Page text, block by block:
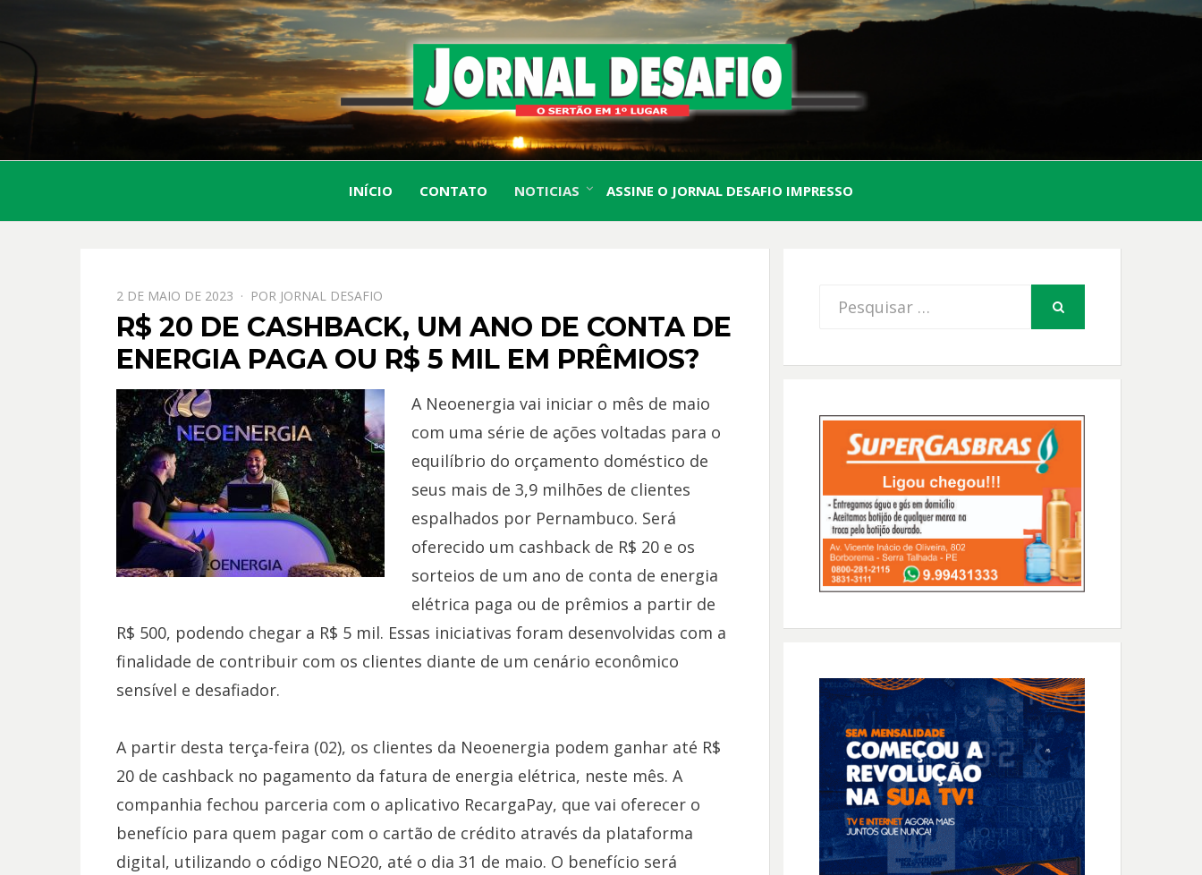
JORNAL
DESAFIO
O Sertão em 1º Lugar
INÍCIO CONTATO NOTICIAS ASSINE O JORNAL DESAFIO IMPRESSO
PPOSTADO
EM
2 DE MAIO DE 2023 POR JORNAL DESAFIO
R$ 20 DE CASHBACK, UM ANO DE CONTA DE
ENERGIA PAGA OU R$ 5 MIL EM PRÊMIOS?
A Neoenergia vai iniciar o mês de maio
com uma série de ações voltadas para o
equilíbrio do orçamento doméstico de
seus mais de 3,9 milhões de clientes
espalhados por Pernambuco. Será
oferecido um cashback de R$ 20 e os
sorteios de um ano de conta de energia
elétrica paga ou de prêmios a partir de
R$ 500, podendo chegar a R$ 5 mil. Essas iniciativas foram desenvolvidas com a
finalidade de contribuir com os clientes diante de um cenário econômico
sensível e desafiador.
A partir desta terça-feira (02), os clientes da Neoenergia podem ganhar até R$
20 de cashback no pagamento da fatura de energia elétrica, neste mês. A
companhia fechou parceria com o aplicativo RecargaPay, que vai oferecer o
benefício para quem pagar com o cartão de crédito através da plataforma
digital, utilizando o código NEO20, até o dia 31 de maio. O benefício será
Procurar